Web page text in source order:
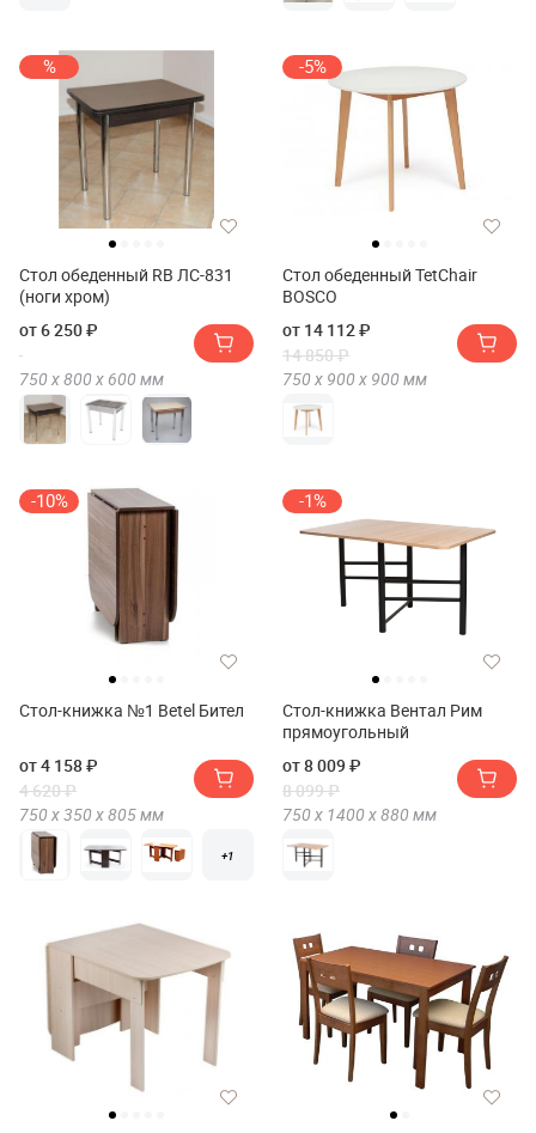
%
Стол обеденный RB ЛС-831
(ноги хром)
от 6 250 ₽
750 х800 х 600 мм
-5%
Стол обеденный TetChair
BOSCO
от 14 112 ₽
14 850 ₽
750 х 900 х 900 мм
-10%
Стол-книжка №1 Betel Бител
от 4 158 ₽
4 620 ₽
750 х350 х805мм
+1
-1%
Стол-книжка Вентал Рим
прямоугольный
от 8 009 ₽
8 099 ₽
750 х 1400 х880 мм